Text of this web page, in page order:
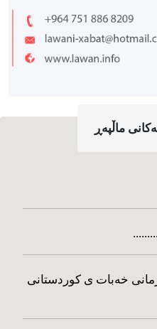
ماڵپه‌ڕ
خه‌بات ی کوردستانی